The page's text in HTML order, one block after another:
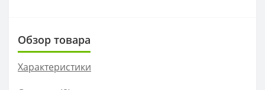
Обзор товара
Характеристики